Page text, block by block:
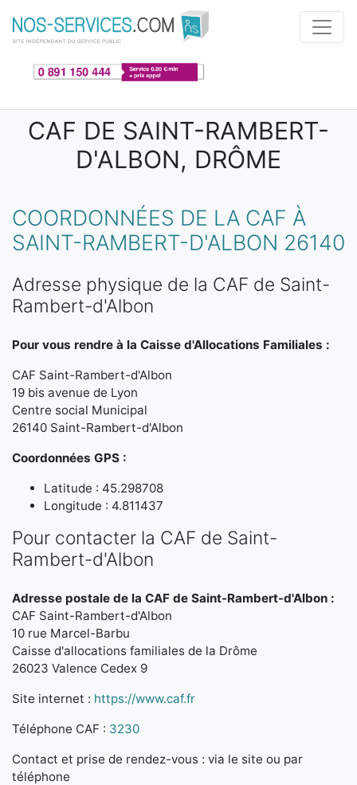
Aller au contenu principal
CAF DE SAINT-RAMBERT-
D'ALBON, DRÔME
COORDONNÉES DE LA CAF À
SAINT-RAMBERT-D'ALBON 26140
Adresse physique de la CAF de Saint-
Rambert-d'Albon
Pour vous rendre à la Caisse d'Allocations Familiales :
CAF Saint-Rambert-d'Albon
19 bis avenue de Lyon
Centre social Municipal
26140 Saint-Rambert-d'Albon
Coordonnées GPS :
Latitude : 45.298708
Longitude : 4.811437
Pour contacter la CAF de Saint-
Rambert-d'Albon
Adresse postale de la CAF de Saint-Rambert-d'Albon :
CAF Saint-Rambert-d'Albon
10 rue Marcel-Barbu
Caisse d'allocations familiales de la Drôme
26023 Valence Cedex 9
Site internet : https://www.caf.fr
Téléphone CAF : 3230
Contact et prise de rendez-vous : via le site ou par
téléphone